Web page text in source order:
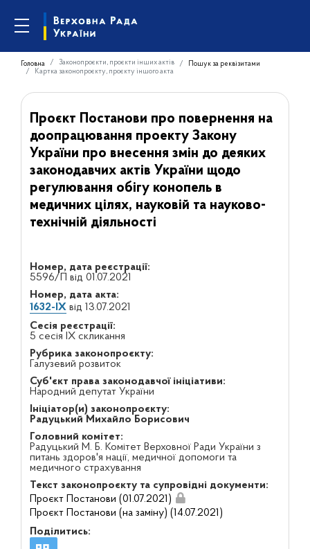
Головна Законопроєкти, проєкти інших актів
Пошук за реквізитами
Картка законопроєкту, проєкту іншого акта
Проєкт Постанови про повернення на
доопрацювання проекту Закону
України про внесення змін до деяких
законодавчих актів України щодо
регулювання обігу конопель в
медичних цілях, науковій та науково-
технічній діяльності
Номер, дата реєстрації:
5596/П від 01.07.2021
Номер, дата акта:
1632-IXвід 13.07.2021
Сесія реєстрації:
5 сесія IX скликання
Рубрика законопроєкту:
Галузевий розвиток
Суб'єкт права законодавчої ініціативи:
Народний депутат України
Ініціатор(и) законопроєкту:
Радуцький Михайло Борисович
Головний комітет:
Радуцький М. Б. Комітет Верховної Ради України з
питань здоров'я нації, медичної допомоги та
медичного страхування
Текст законопроєкту та супровідні документи:
Проєкт Постанови (01.07.2021)
Проєкт Постанови (на заміну) (14.07.2021)
Поділитись: